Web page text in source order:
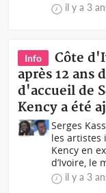
il y a 3
Info
Côte
après 12 ans
d'accueil de
Kency a été
Serges
les artistes
Kency en
d’Ivoire, le
il y a 3